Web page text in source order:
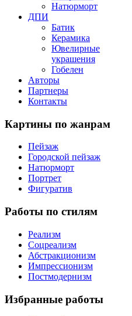
Натюрморт
ДПИ
Батик
Керамика
Ювелирные
украшения
Гобелен
Авторы
Партнеры
Контакты
Картины по жанрам
Пейзаж
Городской пейзаж
Натюрморт
Портрет
Фигуратив
Работы по стилям
Реализм
Соцреализм
Абстракционизм
Импрессионизм
Постмодернизм
Избранные работы